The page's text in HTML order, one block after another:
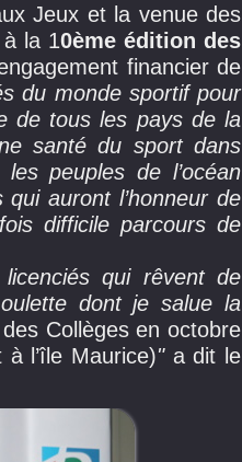
Jeux et la venue des
à la 10ème édition des
financier de
du monde sportif pour
de tous les pays de la
santé du sport dans
peuples de l’océan
auront l’honneur de
difficile parcours de
qui rêvent de
dont je salue la
Collèges en octobre
l’île Maurice)" a dit le